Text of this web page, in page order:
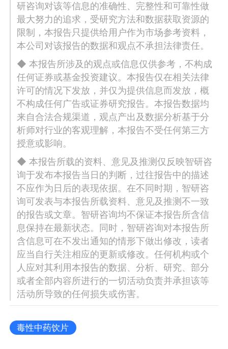
研咨询对该等信息的准确性、完整性和可靠性做
最大努力的追求，受研究方法和数据获取资源的
限制，本报告只提供给用户作为市场参考资料，
本公司对该报告的数据和观点不承担法律责任。
◆ 本报告所涉及的观点或信息仅供参考，不构成
任何证券或基金投资建议。本报告仅在相关法律
许可的情况下发放，并仅为提供信息而发放，概
不构成任何广告或证券研究报告。本报告数据均
来自合法合规渠道，观点产出及数据分析基于分
析师对行业的客观理解，本报告不受任何第三方
授意或影响。
◆ 本报告所载的资料、意见及推测仅反映智研咨
询于发布本报告当日的判断，过往报告中的描述
不应作为日后的表现依据。在不同时期，智研咨
询可发表与本报告所载资料、意见及推测不一致
的报告或文章。智研咨询均不保证本报告所含信
息保持在最新状态。同时，智研咨询对本报告所
含信息可在不发出通知的情形下做出修改，读者
应当自行关注相应的更新或修改。任何机构或个
人应对其利用本报告的数据、分析、研究、部分
或者全部内容所进行的一切活动负责并承担该等
活动所导致的任何损失或伤害。
毒性中药饮片